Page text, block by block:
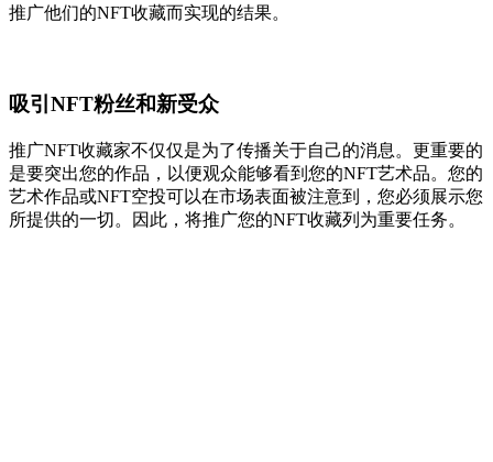
推广他们的NFT收藏而实现的结果。
吸引NFT粉丝和新受众
推广NFT收藏家不仅仅是为了传播关于自己的消息。更重要的
是要突出您的作品，以便观众能够看到您的NFT艺术品。您的
艺术作品或NFT空投可以在市场表面被注意到，您必须展示您
所提供的一切。因此，将推广您的NFT收藏列为重要任务。